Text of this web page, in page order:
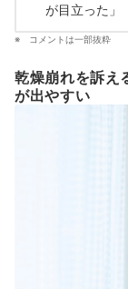
が目立った」
コメントは一部抜粋
乾燥崩れを訴え
が出やすい